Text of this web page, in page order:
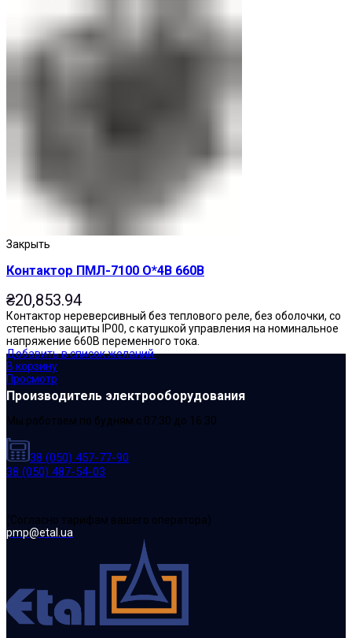
Закрыть
Контактор ПМЛ-7100 О*4В 660В
₴20,853.94
Контактор нереверсивный без теплового реле, без оболочки, со
степенью защиты IP00, с катушкой управления на номинальное
напряжение 660В переменного тока.
Добавить в список желаний
В корзину
Просмотр
Производитель электрооборудования
Мы работаем по будням с 07:30 до 16:30
38 (050) 457-77-90
38 (050) 487-54-03
(Cогласно тарифам вашего оператора)
pmp@etal.ua